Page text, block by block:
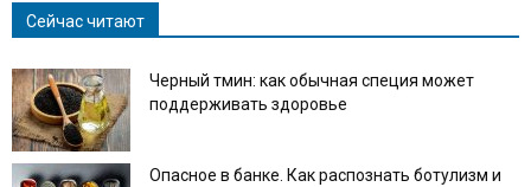
Сейчас читают
Черный тмин: как обычная специя может
поддерживать здоровье
Опасное в банке. Как распознать ботулизм и